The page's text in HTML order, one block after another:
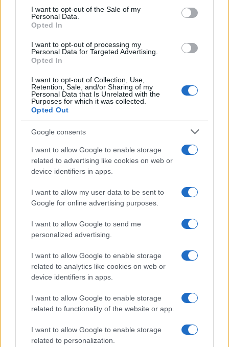
consent section.
I want to opt-out of the Sale of my
Personal Data.
Opted In
I want to opt-out of processing my
Personal Data for Targeted Advertising.
Opted In
I want to opt-out of Collection, Use,
Retention, Sale, and/or Sharing of my
Personal Data that Is Unrelated with the
Purposes for which it was collected.
Opted Out
Google consents
I want to allow Google to enable storage
related to advertising like cookies on web or
device identifiers in apps.
I want to allow my user data to be sent to
Google for online advertising purposes.
I want to allow Google to send me
personalized advertising.
I want to allow Google to enable storage
related to analytics like cookies on web or
device identifiers in apps.
I want to allow Google to enable storage
related to functionality of the website or app.
I want to allow Google to enable storage
related to personalization.
center di Tegge
Esce di strada con l’auto ad Arzachena: ferito il
conducente
Turiste si perdono a Tavolara: salvate dai vigili
del fuoco
Meteo Olbia 6 agosto, migliora il tempo in
Gallura
Incidente Olbia, poliziotto in vacanza salva 6
persone: due bimbi tra i feriti
Red Valley Festival, musica no-stop a Olbia fino
alle 5